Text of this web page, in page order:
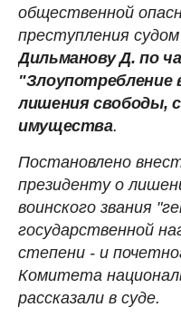
общественной
преступления
Дильманову Д. по
лишения свободы,
имущества.
Постановлено
президенту о
воинского звания
государственной
степени - и
Комитета
рассказали в суде.